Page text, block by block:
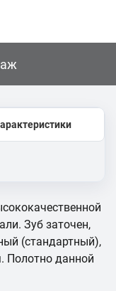
Зуб заточен,
(стандартный),
Полотно данной